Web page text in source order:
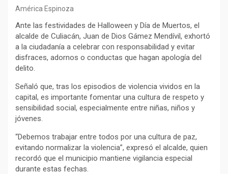
América Espinoza
Ante las festividades de Halloween y Día de Muertos, el
alcalde de Culiacán, Juan de Dios Gámez Mendívil, exhortó
a la ciudadanía a celebrar con responsabilidad y evitar
disfraces, adornos o conductas que hagan apología del
delito.
Señaló que, tras los episodios de violencia vividos en la
capital, es importante fomentar una cultura de respeto y
sensibilidad social, especialmente entre niñas, niños y
jóvenes.
“Debemos trabajar entre todos por una cultura de paz,
evitando normalizar la violencia”, expresó el alcalde, quien
recordó que el municipio mantiene vigilancia especial
durante estas fechas.